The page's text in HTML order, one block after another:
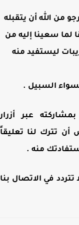
من الله أن يتقبله
سعينا إليه من
ليستفيد منه
السبيل .
عبر أزرار
تترك لنا تعليقاً
منه .
في الاتصال بنا